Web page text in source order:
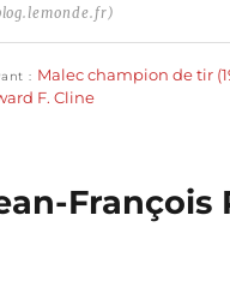
Malec champion de tir
F. Cline
François